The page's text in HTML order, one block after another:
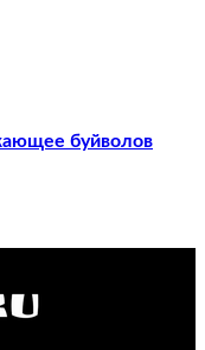
буйволов